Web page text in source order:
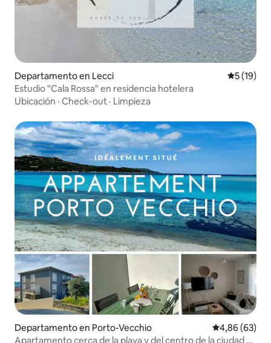
Departamento en Lecci
5 (19)
Estudio "Cala Rossa" en residencia hotelera
Ubicación · Check-out · Limpieza
Departamento en Porto-Vecchio Calificación
4,86 (63)
Apartamento cerca de la playa y del centro de la ciudad +